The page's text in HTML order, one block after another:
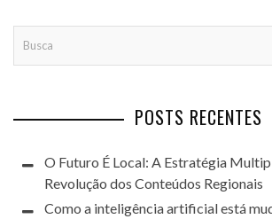
POSTS RECENTES
O Futuro É Local: A Estratégia
Revolução dos Conteúdos Regionais
Como a inteligência artificial está